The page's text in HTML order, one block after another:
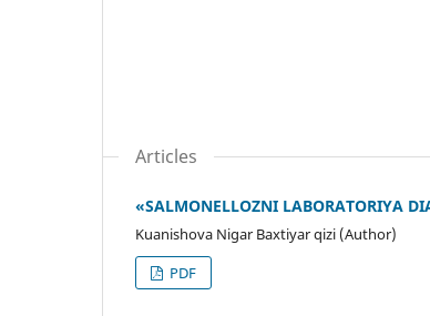
Articles
«SALMONELLOZNI LABORATORIYA
Kuanishova Nigar Baxtiyar qizi (Author)
PDF